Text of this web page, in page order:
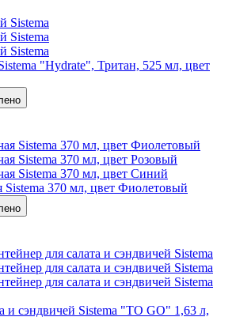
"Hydrate", Тритан, 525 мл, цвет
Sistema 370 мл, цвет Фиолетовый
и сэндвичей Sistema "TO GO" 1,63 л,